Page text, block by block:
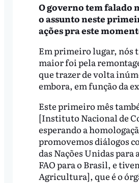
O governo tem falado
o assunto neste
ações pra este
Em primeiro lugar, nós
maior foi pela
que trazer de volta
embora, em função da
Este primeiro mês
[Instituto Nacional de
esperando a
promovemos diálogos
das Nações Unidas
FAO para o Brasil, e
Agricultura], que é o